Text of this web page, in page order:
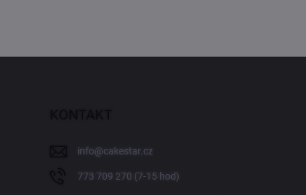
info@cakestar.cz
773 709 270 (7-15 hod)